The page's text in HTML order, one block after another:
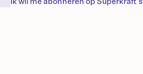
Ik wil me abonneren op Superkraft's